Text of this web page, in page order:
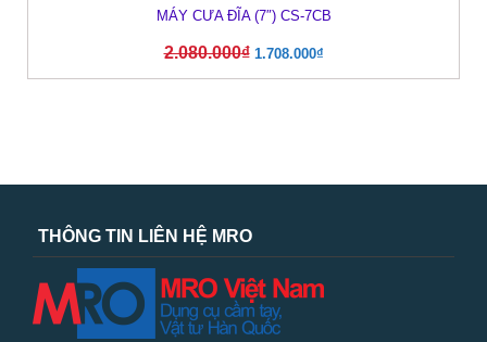
MÁY CƯA ĐĨA (7″) CS-7CB
2.080.000₫ 1.708.000₫
THÔNG TIN LIÊN HỆ MRO